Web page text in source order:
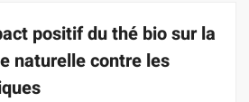
positif du thé bio sur la
naturelle contre les